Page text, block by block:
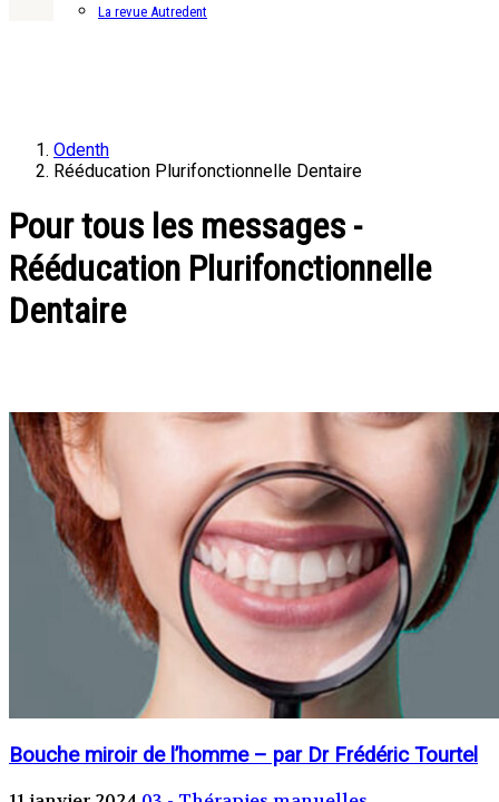
La revue Autredent
Odenth
Rééducation Plurifonctionnelle Dentaire
Pour tous les messages -
Rééducation Plurifonctionnelle
Dentaire
Bouche miroir de l’homme – par Dr Frédéric Tourtel